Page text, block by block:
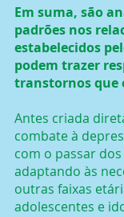
Em suma, são
padrões nos
estabelecidos
podem trazer
transtornos que
Antes criada
combate à
com o passar
adaptando às
outras faixas
adolescentes e